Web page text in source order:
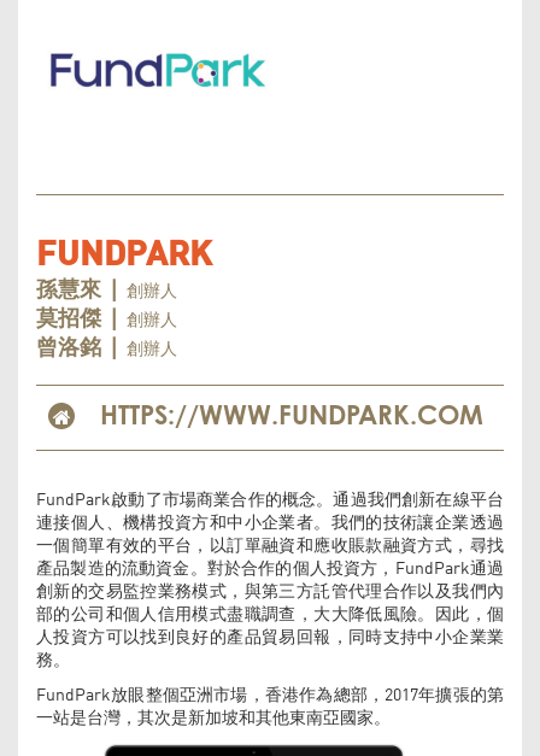
FUNDPARK
孫慧來 | 創辦人
莫招傑 | 創辦人
曾洛銘 | 創辦人
HTTPS://WWW.FUNDPARK.COM
FundPark啟動了市場商業合作的概念。通過我們創新在線平台
連接個人、機構投資方和中小企業者。我們的技術讓企業透過
一個簡單有效的平台，以訂單融資和應收賬款融資方式，尋找
產品製造的流動資金。對於合作的個人投資方，FundPark通過
創新的交易監控業務模式，與第三方託管代理合作以及我們內
部的公司和個人信用模式盡職調查，大大降低風險。因此，個
人投資方可以找到良好的產品貿易回報，同時支持中小企業業
務。
FundPark放眼整個亞洲市場，香港作為總部，2017年擴張的第
一站是台灣，其次是新加坡和其他東南亞國家。